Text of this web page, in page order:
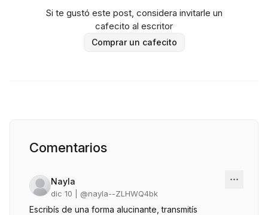
Si te gustó este post, considera invitarle un
cafecito al escritor
Comprar un cafecito
Comentarios
Nayla
dic 10 | @nayla--ZLHWQ4bk
Escribís de una forma alucinante, transmitís